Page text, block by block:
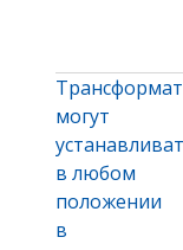
могут
в любом
положении
в